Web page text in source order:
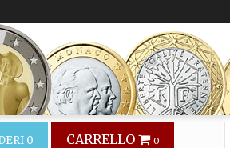
0 CARRELLO 0